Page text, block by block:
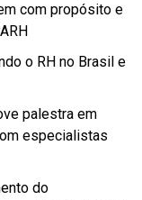
com propósito e
o RH no Brasil e
palestra em
especialistas
do